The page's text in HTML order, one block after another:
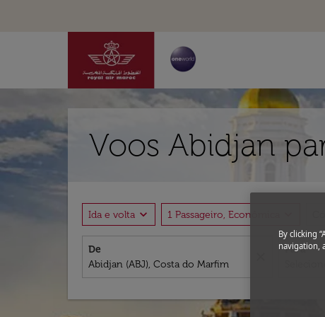
Voos Abidjan
Ida e volta expand_more 1 Passageiro, Econômica
De Para
By clicking
navigation,